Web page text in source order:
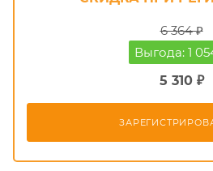
6 364 ₽
Выгода: 1
5 310 ₽